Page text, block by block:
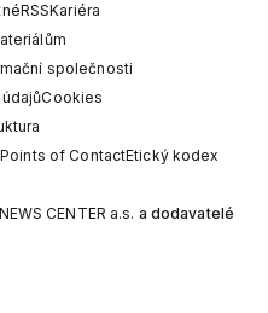
RSSKariéra
společnosti
Cookies
of ContactEtický kodex
CENTER a.s. a dodavatelé